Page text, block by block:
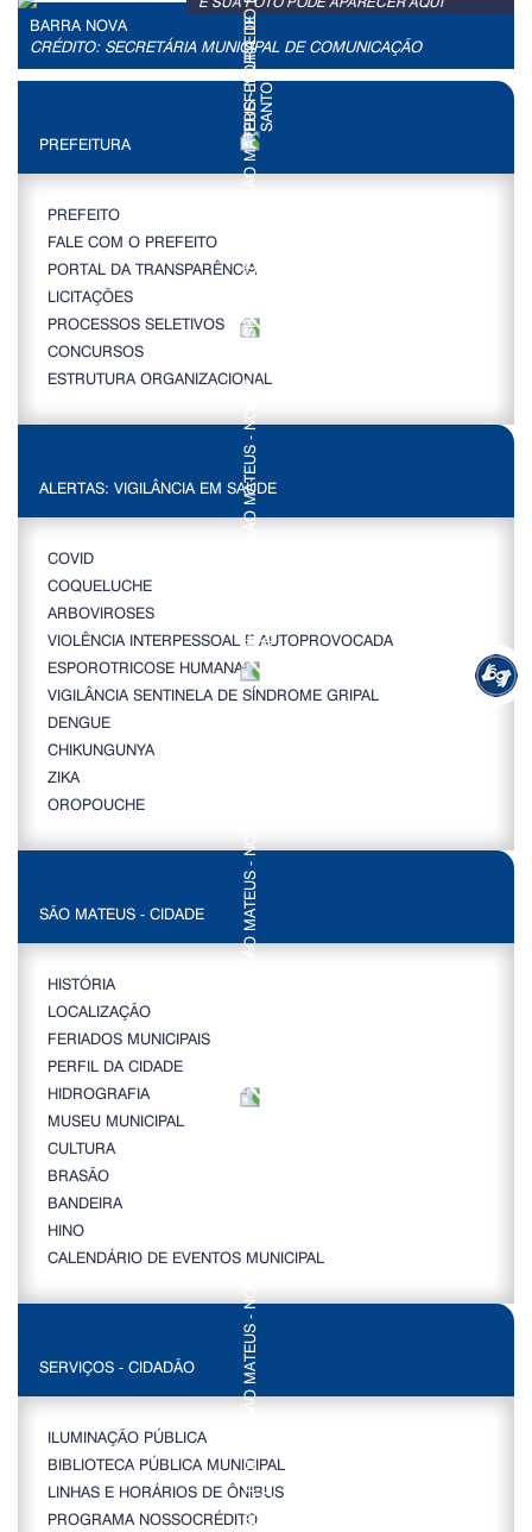
BARRA NOVA
CRÉDITO: SECRETÁRIA MUNICIPAL DE COMUNICAÇÃO
PREFEITURA
PREFEITO
FALE COM O PREFEITO
PORTAL DA TRANSPARÊNCIA
LICITAÇÕES
PROCESSOS SELETIVOS
CONCURSOS
ESTRUTURA ORGANIZACIONAL
ALERTAS: VIGILÂNCIA EM SAÚDE
COVID
COQUELUCHE
ARBOVIROSES
VIOLÊNCIA INTERPESSOAL E AUTOPROVOCADA
ESPOROTRICOSE HUMANA
VIGILÂNCIA SENTINELA DE SÍNDROME GRIPAL
DENGUE
CHIKUNGUNYA
ZIKA
OROPOUCHE
SÃO MATEUS - CIDADE
HISTÓRIA
LOCALIZAÇÃO
FERIADOS MUNICIPAIS
PERFIL DA CIDADE
HIDROGRAFIA
MUSEU MUNICIPAL
CULTURA
BRASÃO
BANDEIRA
HINO
CALENDÁRIO DE EVENTOS MUNICIPAL
SERVIÇOS - CIDADÃO
ILUMINAÇÃO PÚBLICA
BIBLIOTECA PÚBLICA MUNICIPAL
LINHAS E HORÁRIOS DE ÔNIBUS
PROGRAMA NOSSOCRÉDITO